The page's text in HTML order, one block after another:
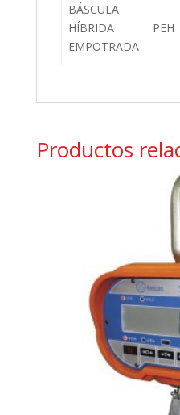
BÁSCULA
HÍBRIDA
EMPOTRADA
PEH
Productos